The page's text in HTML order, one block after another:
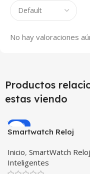
No hay valoraciones
Productos
estas viendo
-59%
Smartwatch Reloj
GPS Ubicar Niños
Inicio, SmartWatch
Inteligentes